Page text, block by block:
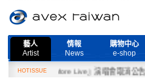
藝人
Artist
情報
News
購物中心
e-shop
HOTISSUE
More Live』演唱會取消公告